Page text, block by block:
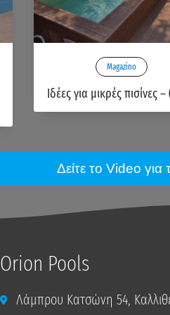
Magazino
Ιδέες για μικρές πισίνες
Δείτε το Video για
Orion Pools
Λάμπρου Κατσώνη 54,